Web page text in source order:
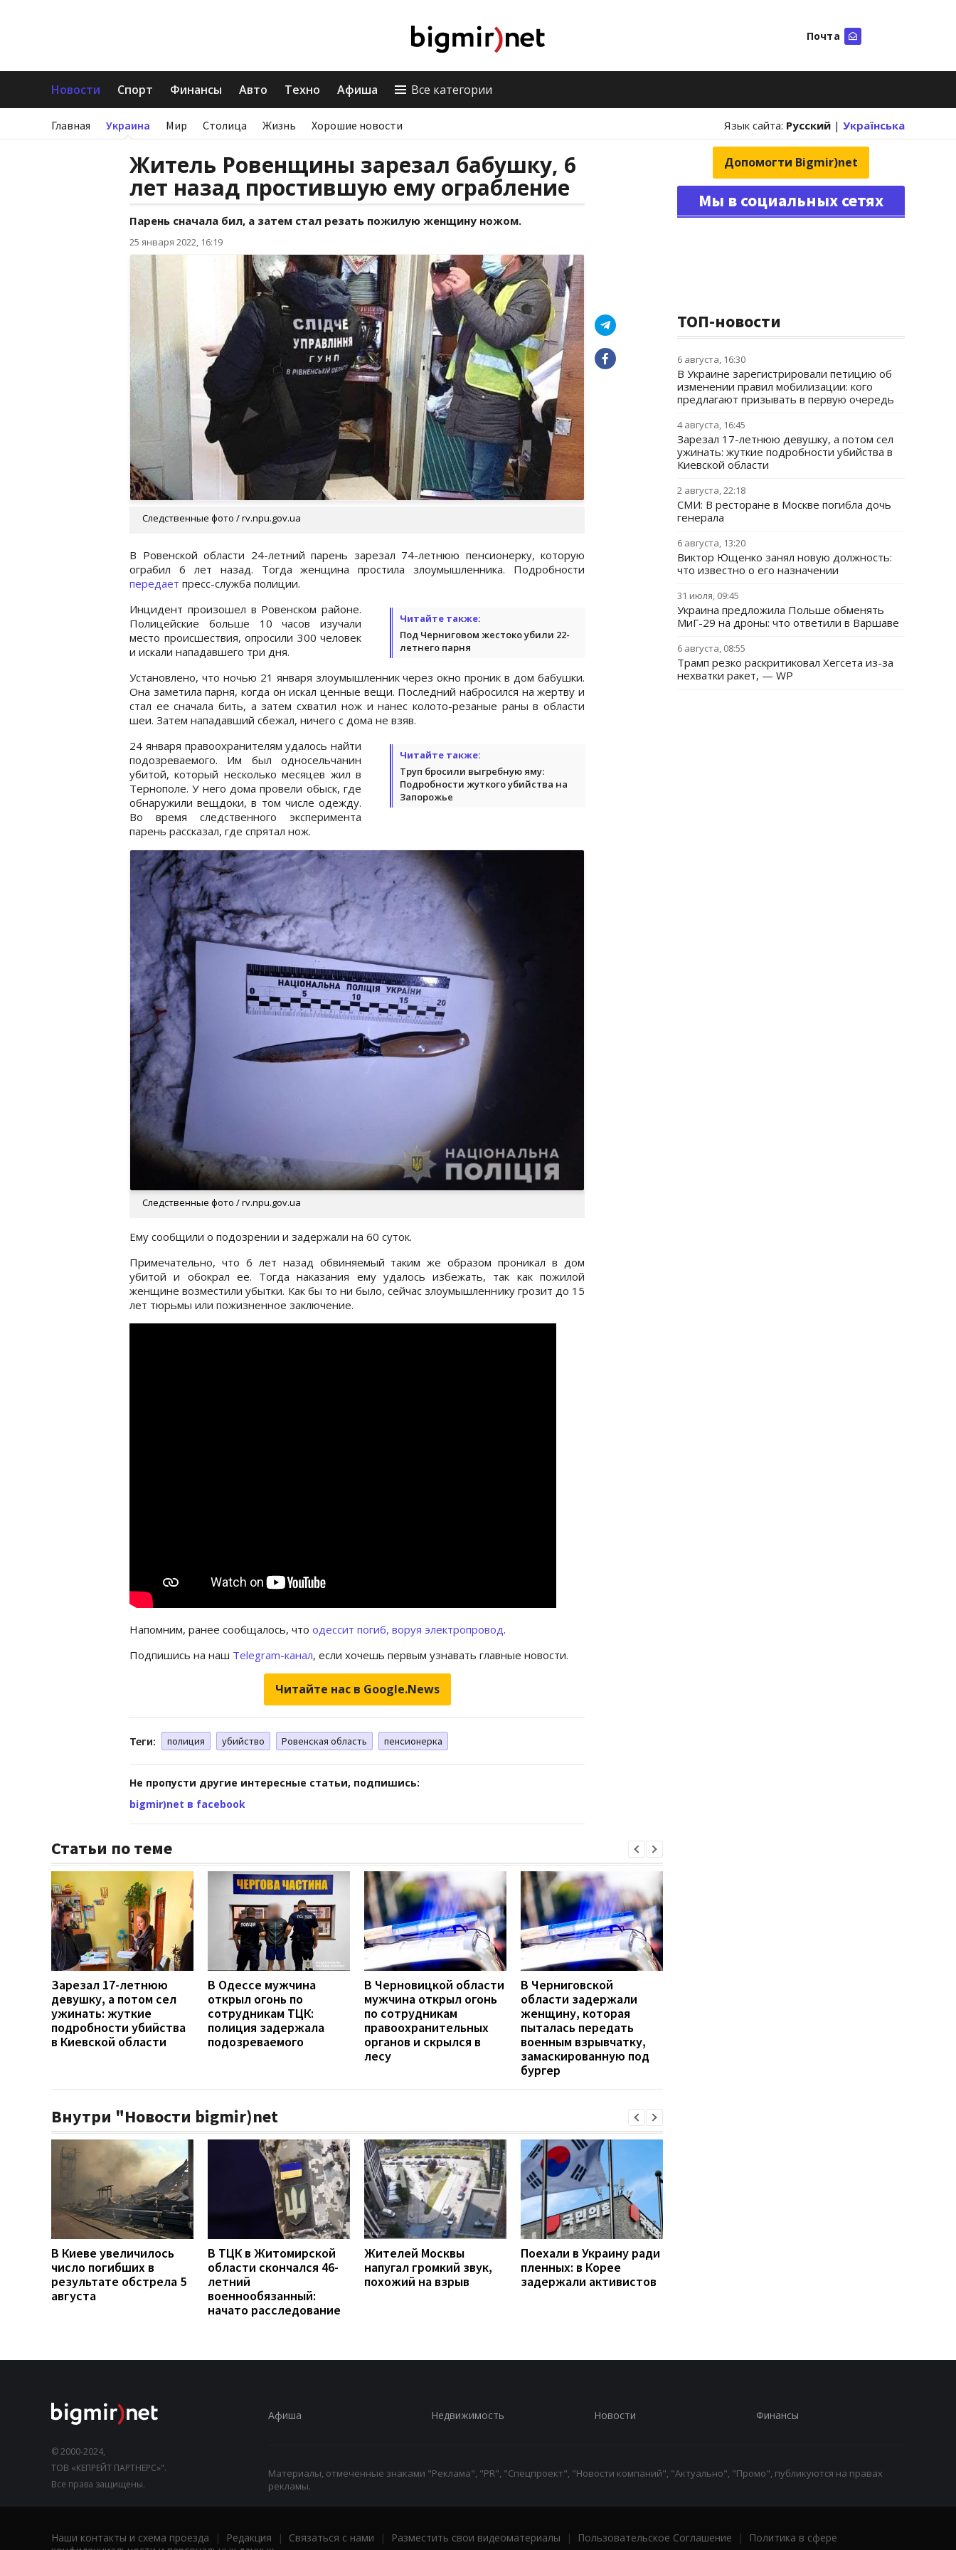
Почта
Новости Спорт Финансы Авто Техно Афиша Все категории
Главная Украина Мир Столица Жизнь Хорошие новости Язык сайта: Русский | Українська
Житель Ровенщины зарезал бабушку, 6
лет назад простившую ему ограбление
Парень сначала бил, а затем стал резать пожилую женщину ножом.
25 января 2022, 16:19
Следственные фото / rv.npu.gov.ua
В Ровенской области 24-летний парень зарезал 74-летнюю пенсионерку, которую
ограбил 6 лет назад. Тогда женщина простила злоумышленника. Подробности
передает пресс-служба полиции.
Читайте также:
Под Черниговом жестоко убили 22-
летнего парня
Инцидент произошел в Ровенском районе.
Полицейские больше 10 часов изучали
место происшествия, опросили 300 человек
и искали нападавшего три дня.
Установлено, что ночью 21 января злоумышленник через окно проник в дом бабушки.
Она заметила парня, когда он искал ценные вещи. Последний набросился на жертву и
стал ее сначала бить, а затем схватил нож и нанес колото-резаные раны в области
шеи. Затем нападавший сбежал, ничего с дома не взяв.
Читайте также:
Труп бросили выгребную яму:
Подробности жуткого убийства на
Запорожье
24 января правоохранителям удалось найти
подозреваемого. Им был односельчанин
убитой, который несколько месяцев жил в
Тернополе. У него дома провели обыск, где
обнаружили вещдоки, в том числе одежду.
Во время следственного эксперимента
парень рассказал, где спрятал нож.
Следственные фото / rv.npu.gov.ua
Ему сообщили о подозрении и задержали на 60 суток.
Примечательно, что 6 лет назад обвиняемый таким же образом проникал в дом
убитой и обокрал ее. Тогда наказания ему удалось избежать, так как пожилой
женщине возместили убытки. Как бы то ни было, сейчас злоумышленнику грозит до 15
лет тюрьмы или пожизненное заключение.
Напомним, ранее сообщалось, что одессит погиб, воруя электропровод.
Подпишись на наш Telegram-канал, если хочешь первым узнавать главные новости.
Читайте нас в Google.News
Теги: полиция убийство Ровенская область пенсионерка
Не пропусти другие интересные статьи, подпишись:
bigmir)net в facebook
Статьи по теме
Зарезал 17-летнюю
девушку, а потом сел
ужинать: жуткие
подробности убийства
в Киевской области
В Одессе мужчина
открыл огонь по
сотрудникам ТЦК:
полиция задержала
подозреваемого
В Черновицкой области
мужчина открыл огонь
по сотрудникам
правоохранительных
органов и скрылся в
лесу
В Черниговской
области задержали
женщину, которая
пыталась передать
военным взрывчатку,
замаскированную под
бургер
Внутри "Новости bigmir)net
В Киеве увеличилось
число погибших в
результате обстрела 5
августа
В ТЦК в Житомирской
области скончался 46-
летний
военнообязанный:
начато расследование
Жителей Москвы
напугал громкий звук,
похожий на взрыв
Поехали в Украину ради
пленных: в Корее
задержали активистов
Допомогти Bigmir)net
Мы в социальных сетях
ТОП-новости
6 августа, 16:30
В Украине зарегистрировали петицию об
изменении правил мобилизации: кого
предлагают призывать в первую очередь
4 августа, 16:45
Зарезал 17-летнюю девушку, а потом сел
ужинать: жуткие подробности убийства в
Киевской области
2 августа, 22:18
СМИ: В ресторане в Москве погибла дочь
генерала
6 августа, 13:20
Виктор Ющенко занял новую должность:
что известно о его назначении
31 июля, 09:45
Украина предложила Польше обменять
МиГ-29 на дроны: что ответили в Варшаве
6 августа, 08:55
Трамп резко раскритиковал Хегсета из-за
нехватки ракет, — WP
© 2000-2024,
ТОВ «КЕПРЕЙТ ПАРТНЕРС»".
Все права защищены.
Афиша Недвижимость Новости Финансы
Материалы, отмеченные знаками "Реклама", "PR", "Спецпроект", "Новости компаний", "Актуально", "Промо", публикуются на правах
рекламы.
Наши контакты и схема проезда | Редакция | Связаться с нами | Разместить свои видеоматериалы | Пользовательское Соглашение |
Политика в сфере